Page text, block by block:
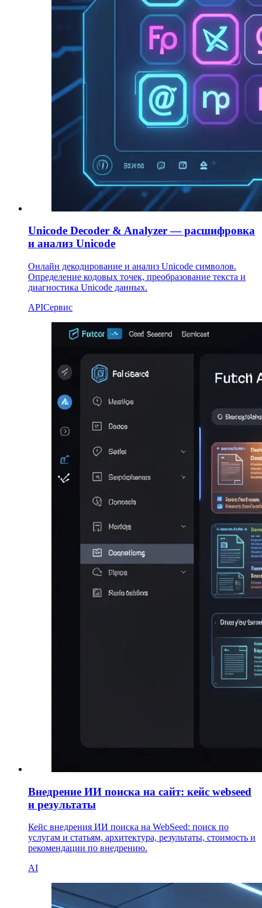
Unicode Decoder & Analyzer — расшифровка
и анализ Unicode
Онлайн декодирование и анализ Unicode символов.
Определение кодовых точек, преобразование текста и
диагностика Unicode данных.
APIСервис
Внедрение ИИ поиска на сайт: кейс webseed
и результаты
Кейс внедрения ИИ поиска на WebSeed: поиск по
услугам и статьям, архитектура, результаты, стоимость и
рекомендации по внедрению.
AI